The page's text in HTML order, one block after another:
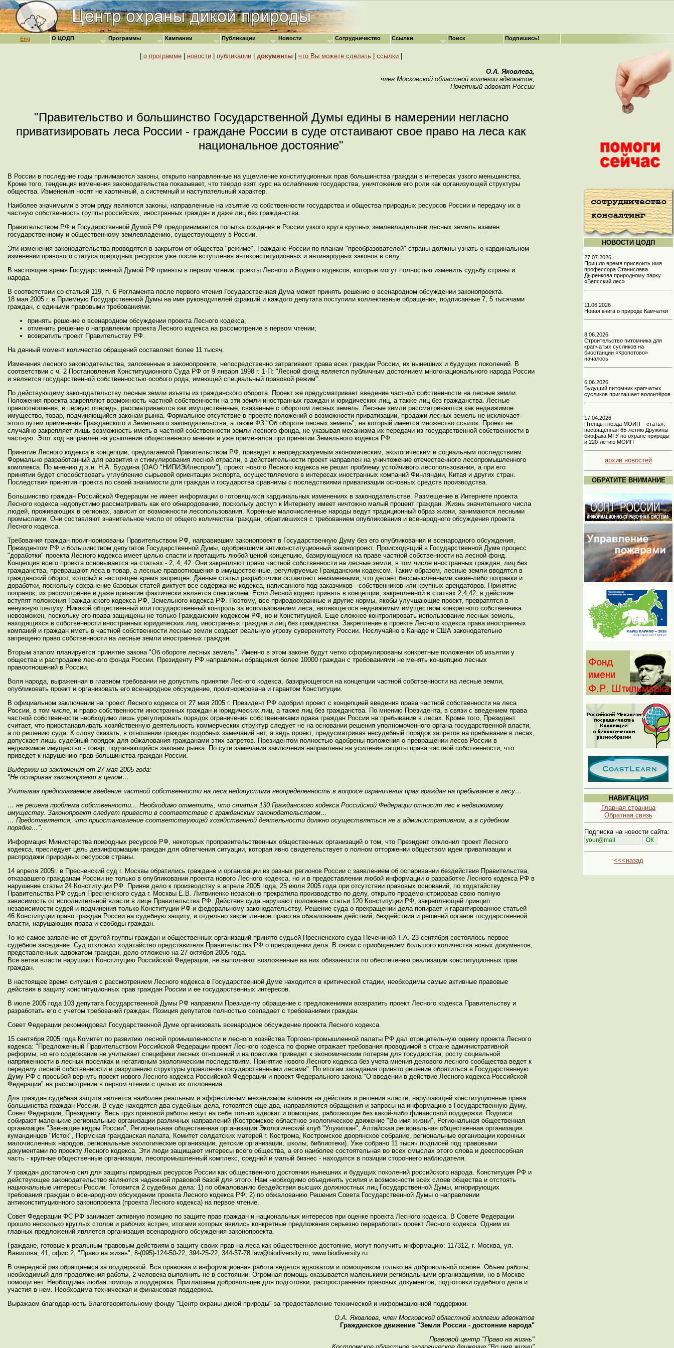
Eng
о программе новости публикации документы что Вы можете сделать ссылки
О.А. Яковлева,
член Московской областной коллегии адвокатов,
Почетный адвокат России
"Правительство и большинство Государственной Думы едины в намерении негласно
приватизировать леса России - граждане России в суде отстаивают свое право на леса как
национальное достояние"
В России в последние годы принимаются законы, открыто направленные на ущемление конституционных прав большинства граждан в интересах узкого меньшинства.
Кроме того, тенденция изменения законодательства показывает, что твердо взят курс на ослабление государства, уничтожение его роли как организующей структуры
общества. Изменения носят не хаотичный, а системный и наступательный характер.
Наиболее значимыми в этом ряду являются законы, направленные на изъятие из собственности государства и общества природных ресурсов России и передачу их в
частную собственность группы российских, иностранных граждан и даже лиц без гражданства.
Правительством РФ и Государственной Думой РФ предпринимается попытка создания в России узкого круга крупных землевладельцев лесных земель взамен
государственному и общественному землевладению, существующему в России.
Эти изменения законодательства проводятся в закрытом от общества "режиме". Граждане России по планам "преобразователей" страны должны узнать о кардинальном
изменении правового статуса природных ресурсов уже после вступления антиконституционных и антинародных законов в силу.
В настоящее время Государственной Думой РФ приняты в первом чтении проекты Лесного и Водного кодексов, которые могут полностью изменить судьбу страны и
народа.
В соответствии со статьей 119, п. 6 Регламента после первого чтения Государственная Дума может принять решение о всенародном обсуждении законопроекта.
18 мая 2005 г. в Приемную Государственной Думы на имя руководителей фракций и каждого депутата поступили коллективные обращения, подписанные 7, 5 тысячами
граждан, с едиными правовыми требованиями:
принять решение о всенародном обсуждении проекта Лесного кодекса;
отменить решение о направлении проекта Лесного кодекса на рассмотрение в первом чтении;
возвратить проект Правительству РФ.
На данный момент количество обращений составляет более 11 тысяч.
Изменения лесного законодательства, заложенные в законопроекте, непосредственно затрагивают права всех граждан России, их нынешних и будущих поколений. В
соответствии с ч. 2 Постановления Конституционного Суда РФ от 9 января 1998 г. 1-П: "Лесной фонд является публичным достоянием многонационального народа России
и является государственной собственностью особого рода, имеющей специальный правовой режим".
По действующему законодательству лесные земли изъяты из гражданского оборота. Проект же предусматривает введение частной собственности на лесные земли.
Положения проекта закрепляют возможность частной собственности на эти земли иностранных граждан и юридических лиц, а также лиц без гражданства. Лесные
правоотношения, в первую очередь, рассматриваются как имущественные, связанные с оборотом лесных земель. Лесные земли рассматриваются как недвижимое
имущество, товар, подчиняющийся законам рынка. Формальное отсутствие в проекте положений о возможности приватизации, продажи лесных земель не исключает
этого путем применения Гражданского и Земельного законодательства, а также ФЗ "Об обороте лесных земель", на который имеется множество ссылок. Проект не
случайно закрепляет лишь возможность иметь в частной собственности земли лесного фонда, не указывая механизма их передачи из государственной собственности в
частную. Этот ход направлен на усыпление общественного мнения и уже применялся при принятии Земельного кодекса РФ.
Принятие Лесного кодекса в концепции, предлагаемой Правительством РФ, приведет к непредсказуемым экономическим, экологическим и социальным последствиям.
Формально разработанный для развития и стимулирования лесной отрасли, в действительности проект направлен на уничтожение отечественного лесопромышленного
комплекса. По мнению д.э.н. Н.А. Бурдина (ОАО "НИПИЭИлеспром"), проект нового Лесного кодекса не решит проблему устойчивого лесопользования, а при его
принятии будет способствовать углублению сырьевой ориентации экспорта, осуществляемого в интересах иностранных компаний Финляндии, Китая и других стран.
Последствия принятия проекта по своей значимости для граждан и государства сравнимы с последствиями приватизации основных средств производства.
Большинство граждан Российской Федерации не имеет информации о готовящихся кардинальных изменениях в законодательстве. Размещение в Интернете проекта
Лесного кодекса недопустимо рассматривать как его обнародование, поскольку доступ к Интернету имеет ничтожно малый процент граждан. Жизнь значительного числа
людей, проживающих в регионах, зависит от возможности лесопользования. Коренные малочисленные народы ведут традиционный образ жизни, занимаются лесными
промыслами. Они составляют значительное число от общего количества граждан, обратившихся с требованием опубликования и всенародного обсуждения проекта
Лесного кодекса.
Требования граждан проигнорированы Правительством РФ, направившим законопроект в Государственную Думу без его опубликования и всенародного обсуждения,
Президентом РФ и большинством депутатов Государственной Думы, одобрившими антиконституционный законопроект. Происходящий в Государственной Думе процесс
"доработки" проекта Лесного кодекса имеет целью спасти и протащить любой ценой концепцию, базирующуюся на праве частной собственности на лесной фонд.
Концепция всего проекта основывается на статьях - 2, 4, 42. Они закрепляют право частной собственности на лесные земли, в том числе иностранных граждан, лиц без
гражданства, превращают леса в товар, а лесные правоотношения в имущественные, регулируемые Гражданским кодексом. Таким образом, лесные земли вводятся в
гражданский оборот, который в настоящее время запрещен. Данные статьи разработчики оставляют неизменными, что делает бессмысленными какие-либо поправки и
доработки, поскольку сохранение базовых статей диктует все содержание кодекса, написанного под заказчиков - собственников или крупных арендаторов. Принятие
поправок, их рассмотрение и даже принятие фактически является спектаклем. Если Лесной кодекс принять в концепции, закрепленной в статьях 2,4,42, в действие
вступят положения Гражданского кодекса РФ, Земельного кодекса РФ. Поэтому, все природоохранные и другие нормы, якобы улучшающие проект, превратятся в
ненужную шелуху. Никакой общественный или государственный контроль за использованием леса, являющегося недвижимым имуществом конкретного собственника
невозможен, поскольку его права защищены не только Гражданским кодексом РФ, но и Конституцией. Еще сложнее контролировать использование лесных земель,
находящихся в собственности иностранных юридических лиц, иностранных граждан и лиц без гражданства. Закрепление в проекте Лесного кодекса права иностранных
компаний и граждан иметь в частной собственности лесные земли создает реальную угрозу суверенитету России. Неслучайно в Канаде и США законодательно
запрещено право собственности на лесные земли иностранных граждан.
Вторым этапом планируется принятие закона "Об обороте лесных земель". Именно в этом законе будут четко сформулированы конкретные положения об изъятии у
общества и распродаже лесного фонда России. Президенту РФ направлены обращения более 10000 граждан с требованиями не менять концепцию лесных
правоотношений в России.
Воля народа, выраженная в главном требовании не допустить принятия Лесного кодекса, базирующегося на концепции частной собственности на лесные земли,
опубликовать проект и организовать его всенародное обсуждение, проигнорирована и гарантом Конституции.
В официальном заключении на проект Лесного кодекса от 27 мая 2005 г. Президент РФ одобрил проект с концепцией введения права частной собственности на леса
России, в том числе, и право собственности иностранных граждан и юридических лиц, а также лиц без гражданства. По мнению Президента, в связи с введением права
частной собственности необходимо лишь урегулировать порядок ограничения собственниками права граждан России на пребывание в лесах. Кроме того, Президент
считает, что приостанавливать хозяйственную деятельность коммерческих структур следует не на основании решения уполномоченного органа государственной власти,
а по решению суда. К слову сказать, в отношении граждан подобных замечаний нет, а ведь проект, предусматривая несудебный порядок запретов на пребывание в лесах,
допускает лишь судебный порядок для обжалования гражданами этих запретов. Президентом полностью одобрены положения о превращении лесов России в
недвижимое имущество - товар, подчиняющийся законам рынка. По сути замечания заключения направлены на усиление защиты права частной собственности, что
приведет к нарушению прав большинства граждан России.
Выдержки из заключения от 27 мая 2005 года:
"Не оспаривая законопроект в целом…
Учитывая предполагаемое введение частной собственности на леса недопустима неопределенность в вопросе ограничения прав граждан на пребывание в лесу…
… не решена проблема собственности… Необходимо отметить, что статья 130 Гражданского кодекса Российской Федерации относит лес к недвижимому
имуществу. Законопроект следует привести в соответствие с гражданским законодательством…
… Представляется, что приостановление соответствующей хозяйственной деятельности должно осуществляться не в административном, а в судебном
порядке…".
Информация Министерства природных ресурсов РФ, некоторых проправительственных общественных организаций о том, что Президент отклонил проект Лесного
кодекса, преследует цель дезинформации граждан для облегчения ситуации, которая явно свидетельствует о полном отторжении обществом идеи приватизации и
распродажи природных ресурсов страны.
14 апреля 2005г. в Пресненский суд г. Москвы обратились граждане и организации из разных регионов России с заявлением об оспаривании бездействия Правительства,
отказавшего гражданам России не только в опубликовании проекта нового Лесного кодекса, но и в предоставлении любой информации о разработке Лесного кодекса РФ в
нарушение статьи 24 Конституции РФ. Приняв дело к производству в апреле 2005 года, 25 июля 2005 года при отсутствии правовых оснований, по ходатайству
Правительства РФ судья Пресненского суда г. Москвы Е.В. Литвиненко незаконно прекратила производство по делу, открыто продемонстрировав свою полную
зависимость от исполнительной власти в лице Правительства РФ. Действия суда нарушают положение статьи 120 Конституции РФ, закрепляющей принцип
независимости судей и подчинения только Конституции РФ и федеральному законодательству. Решение суда о прекращении дела попирает и гарантированное статьей
46 Конституции право граждан России на судебную защиту, и отдельно закрепленное право на обжалование действий, бездействия и решений органов государственной
власти, нарушающих права и свободы граждан.
То же самое заявление от другой группы граждан и общественных организаций принято судьей Пресненского суда Печениной Т.А. 23 сентября состоялось первое
судебное заседание. Суд отклонил ходатайство представителя Правительства РФ о прекращении дела. В связи с приобщением большого количества новых документов,
представленных адвокатом граждан, дело отложено на 27 октября 2005 года.
Все ветви власти нарушают Конституцию Российской Федерации, не выполняют возложенные на них обязанности по обеспечению реализации конституционных прав
граждан.
В настоящее время ситуация с рассмотрением Лесного кодекса в Государственной Думе находится в критической стадии, необходимы самые активные правовые
действия в защиту конституционных прав граждан России и ее государственных интересов.
В июле 2005 года 103 депутата Государственной Думы РФ направили Президенту обращение с предложениями возвратить проект Лесного кодекса Правительству и
разработать его с учетом требований граждан. Позиция депутатов полностью совпадает с требованиями граждан.
Совет Федерации рекомендовал Государственной Думе организовать всенародное обсуждение проекта Лесного кодекса.
15 сентября 2005 года Комитет по развитию лесной промышленности и лесного хозяйства Торгово-промышленной палаты РФ дал отрицательную оценку проекта Лесного
кодекса: "Предложенный Правительством Российской Федерации проект Лесного кодекса по форме отражает требования проводимой в стране административной
реформы, но его содержание не учитывает специфики лесных отношений и на практике приведет к экономическим потерям для государства, росту социальной
напряженности в лесных поселках и негативным экологическим последствиям. Принятие нового Лесного кодекса без учета мнения делового лесного сообщества ведет к
переделу лесной собственности и разрушению структуры управления государственными лесами". По итогам заседания принято решение обратиться в Государственную
Думу РФ с просьбой вернуть проект нового Лесного кодекса Российской Федерации и проект Федерального закона "О введении в действие Лесного кодекса Российской
Федерации" на рассмотрение в первом чтении с целью их отклонения.
Для граждан судебная защита является наиболее реальным и эффективным механизмом влияния на действия и решения власти, нарушающей конституционные права
большинства граждан России. В суде находятся два судебных дела, готовятся еще два, направляются обращения и запросы на информацию в Государственную Думу,
Совет Федерации, Президенту. Весь груз правовой работы несут на себе только адвокат и помощник, работающие без какой-либо финансовой поддержки. Подписи
собирают маленькие региональные организации различных направлений (Костромское областное экологическое движение "Во имя жизни", Региональная общественная
организация "Звенящие кедры России", Региональная общественная организация Экологический клуб "Улукиткан", Алтайская региональная общественная организация
кумандинцев "Исток", Пермская гражданская палата, Комитет солдатских матерей г. Кострома, Костромское дворянское собрание, региональные организации коренных
малочисленных народов, региональные экологические организации, детские организации, школы, библиотеки). Уже собрано 11 тысяч подписей под правовыми
документами по проекту Лесного кодекса. Эти люди защищают интересы всего общества, а его наиболее состоятельная во всех смыслах этого слова и дееспособная
часть - крупные общественные организации, лесопромышленный комплекс, средний и малый бизнес - находится в позиции стороннего наблюдателя.
У граждан достаточно сил для защиты природных ресурсов России как общественного достояния нынешних и будущих поколений российского народа. Конституция РФ и
действующее законодательство являются надежной правовой базой для этого. Нам необходимо объединить усилия и возможности всех слоев общества и отстоять
национальные интересы России. Готовится 2 судебных дела: 1) по обжалованию бездействия высших должностных лиц Государственной Думы, игнорирующих
требования граждан о всенародном обсуждении проекта Лесного кодекса РФ; 2) по обжалованию Решения Совета Государственной Думы о направлении
антиконституционного законопроекта (проекта Лесного кодекса) на первое чтение.
Совет Федерации ФС РФ занимает активную позицию по защите прав граждан и национальных интересов при оценке проекта Лесного кодекса. В Совете Федерации
прошло несколько круглых столов и рабочих встреч, итогами которых явились конкретные предложения серьезно переработать проект Лесного кодекса. Одним из
главных предложений является организация всенародного обсуждения законопроекта.
Граждане, готовые к реальным правовым действиям в защиту своих прав на леса как общественное достояние, могут получить информацию: 117312, г. Москва, ул.
Вавилова, 41, офис 2, "Право на жизнь", 8-(095)-124-50-22, 394-25-22, 344-57-78 law@biodiversity.ru, www.biodiversity.ru
В очередной раз обращаемся за поддержкой. Вся правовая и информационная работа ведется адвокатом и помощником только на добровольной основе. Объем работы,
необходимый для продолжения работы, 2 человека выполнить не в состоянии. Огромная помощь оказывается маленькими региональными организациями, но в Москве
помощи нет. Необходима любая помощь и поддержка. Приглашаем добровольцев для подготовки, распространения правовых документов, подготовки судебного дела и
участия в нем. Необходима техническая и финансовая поддержка.
Выражаем благодарность Благотворительному фонду "Центр охраны дикой природы" за предоставление технической и информационной поддержки.
О.А. Яковлева, член Московской областной коллегии адвокатов
Гражданское движение "Земля России - достояние народа"
Правовой центр "Право на жизнь"
НОВОСТИ ЦОДП
27.07.2026
Пришло время присвоить имя
профессора Станислава
Дыренкова природному парку
«Вепсский лес»
11.06.2026
Новая книга о природе Камчатки
8.06.2026
Строительство питомника для
крапчатых сусликов на
биостанции «Кропотово»
началось
6.06.2026
Будущий питомник крапчатых
сусликов приглашает волонтёров
17.04.2026
Птенцы гнезда МОИП – статья,
посвящённая 65-летию Дружины
биофака МГУ по охране природы
и 220-летию МОИП
архив новостей
ОБРАТИТЕ ВНИМАНИЕ
НАВИГАЦИЯ
Главная страница
Обратная связь
Подписка на новости сайта:
<<<назад
О ЦОДП Программы Кампании Публикации Новости Сотрудничество Ссылки Поиск Подпишись!